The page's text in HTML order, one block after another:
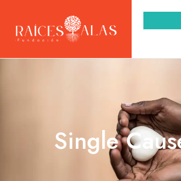
Single